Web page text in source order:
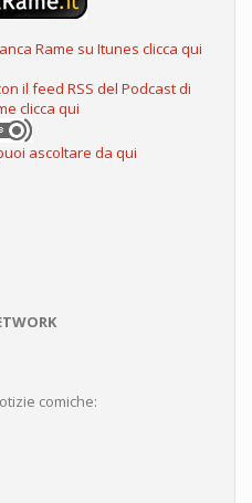
Rame su Itunes clicca qui
il feed RSS del Podcast di
clicca qui
ascoltare da qui
comiche: